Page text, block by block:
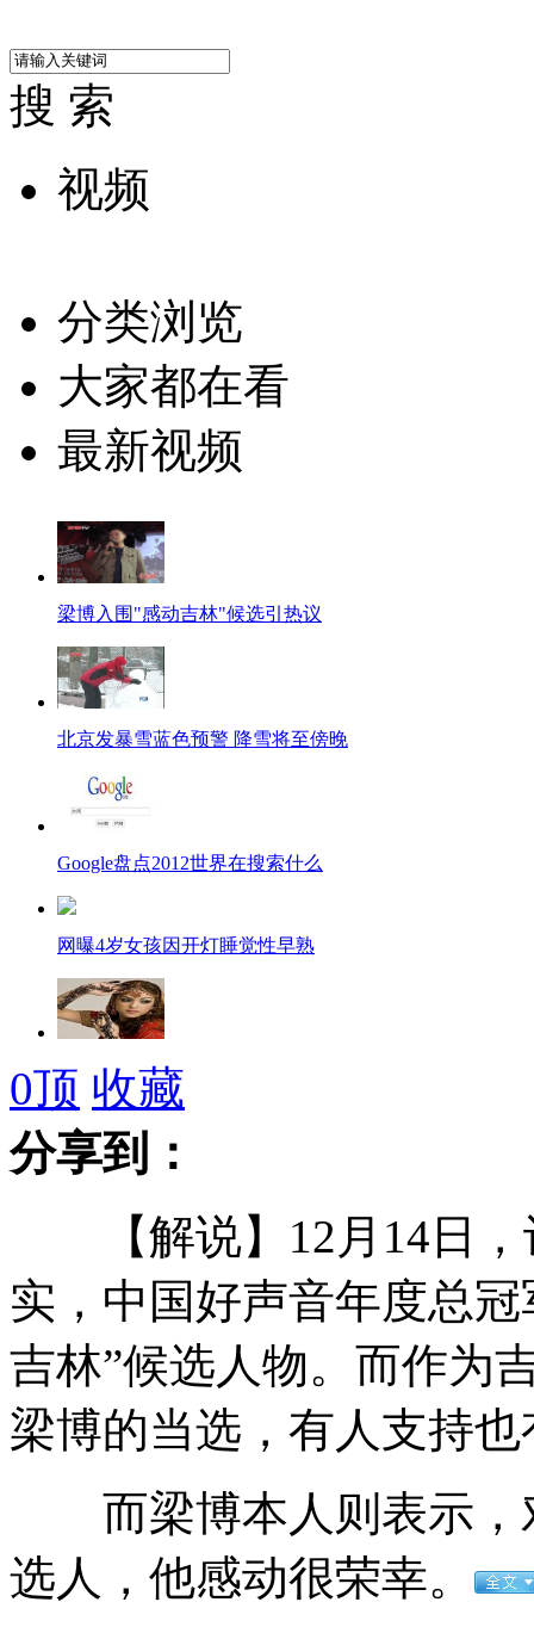
搜 索
视频
分类浏览
大家都在看
最新视频
梁博入围"感动吉林"候选引热议
北京发暴雪蓝色预警 降雪将至傍晚
Google盘点2012世界在搜索什么
网曝4岁女孩因开灯睡觉性早熟
印度富家女携穷男友私奔遭哥哥斩首
"托举哥"救人时所穿T恤收入博物馆
英受害女护士被证实先割腕后上吊
iPhone5上市 北京苹果店遭人砸玻璃
男子做家务误将熨斗当电话被烫伤
文科状元辞职回老家种菜年入千万
0顶 收藏
分享到：
【解说】12月14日，
实，中国好声音年度总
吉林”候选人物。而作为
梁博的当选，有人支持
而梁博本人则表示，
选人，他感动很荣幸。